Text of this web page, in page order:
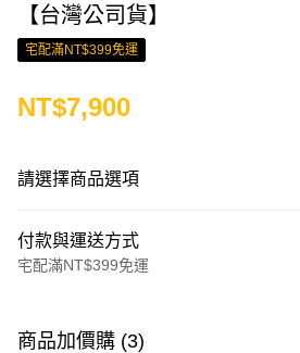
【台灣公司貨】
宅配滿NT$399免運
NT$7,900
請選擇商品選項
付款與運送方式
宅配滿NT$399免運
信用卡一次付款
商品加價購 (3)